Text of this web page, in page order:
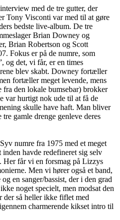
med de tre gutter, der
Tony Visconti var med til at gøre
bedste live-album. De tre
Brian Downey og
Brian Robertson og Scott
Fokus er på de numre, som
og det, vi får, er en times
blev skabt. Downey fortæller
fortæller meget levende, mens
den lokale bumsebar) brokker
var hurtigt nok ude til at få de
skulle have haft. Man bliver
gamle drenge genleve deres
numre fra 1975 med et meget
havde redefineret sig selv
Her får vi en forsmag på Lizzys
Men vi hører også et band,
en sanger/bassist, der i den grad
noget specielt, men modsat den
der så heller ikke fiflet med
charmerende kikset intro til